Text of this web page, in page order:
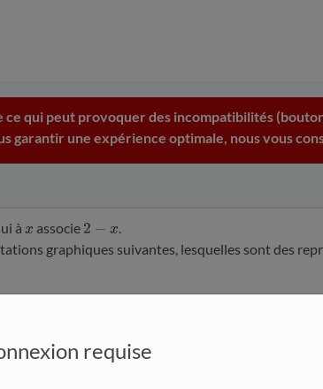
qui peut provoquer des incompatibilités
garantir une expérience optimale, nous vous
requise
à x associe 2 −x
graphiques suivantes, lesquelles sont des